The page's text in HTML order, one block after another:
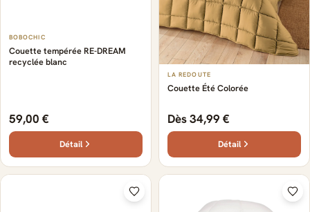
BOBOCHIC
Couette tempérée RE-DREAM
recyclée blanc
59,00 €
Détail
LA REDOUTE
Couette Été Colorée
Dès 34,99 €
Détail